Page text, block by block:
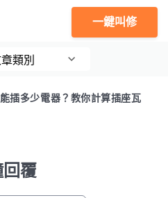
一鍵叫修
類別
插多少電器？教你計算插座瓦
覆